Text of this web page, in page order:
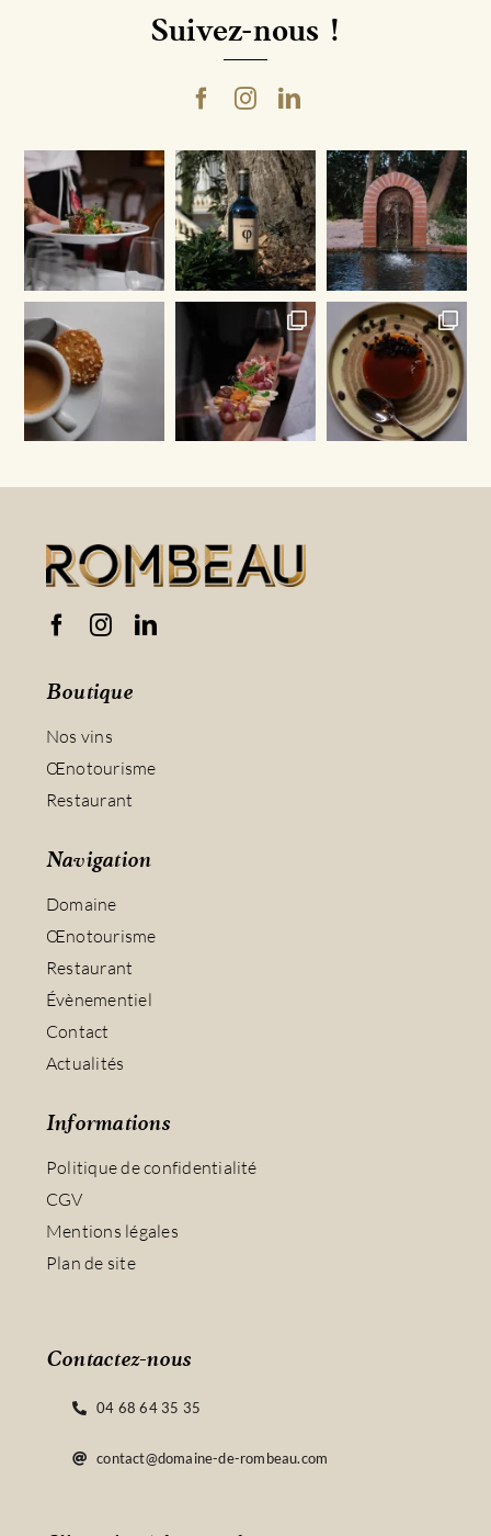
Suivez-nous !
Boutique
Nos vins
Œnotourisme
Restaurant
Navigation
Domaine
Œnotourisme
Restaurant
Évènementiel
Contact
Actualités
Informations
Politique de confidentialité
CGV
Mentions légales
Plan de site
Contactez-nous
04 68 64 35 35
contact@domaine-de-rombeau.com